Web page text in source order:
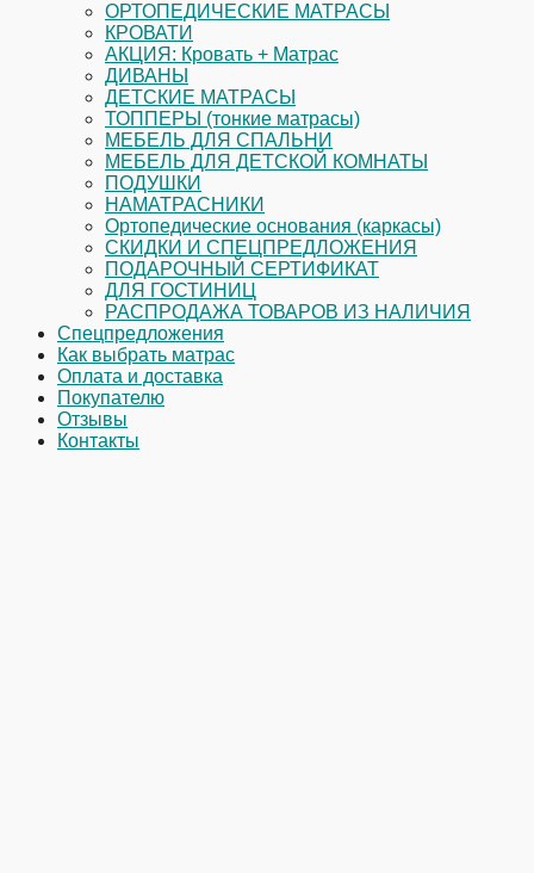
ОРТОПЕДИЧЕСКИЕ МАТРАСЫ
КРОВАТИ
АКЦИЯ: Кровать + Матрас
ДИВАНЫ
ДЕТСКИЕ МАТРАСЫ
ТОППЕРЫ (тонкие матрасы)
МЕБЕЛЬ ДЛЯ СПАЛЬНИ
МЕБЕЛЬ ДЛЯ ДЕТСКОЙ КОМНАТЫ
ПОДУШКИ
НАМАТРАСНИКИ
Ортопедические основания (каркасы)
СКИДКИ И СПЕЦПРЕДЛОЖЕНИЯ
ПОДАРОЧНЫЙ СЕРТИФИКАТ
ДЛЯ ГОСТИНИЦ
РАСПРОДАЖА ТОВАРОВ ИЗ НАЛИЧИЯ
Спецпредложения
Как выбрать матрас
Оплата и доставка
Покупателю
Отзывы
Контакты